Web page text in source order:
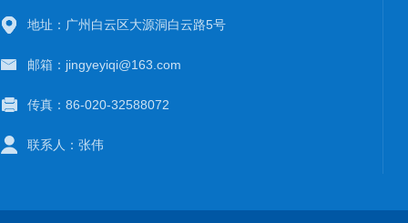
地址：广州白云区大源洞白云路5号
邮箱：jingyeyiqi@163.com
传真：86-020-32588072
联系人：张伟